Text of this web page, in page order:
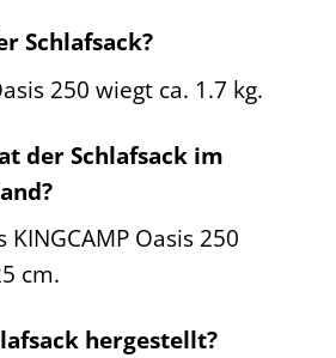
Schlafsack?
250 wiegt ca. 1.7 kg.
der Schlafsack im
Oasis 250
cm.
hergestellt?